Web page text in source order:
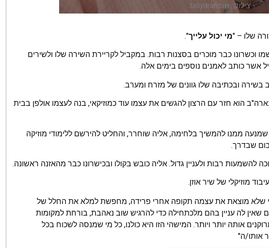
צילום: taliyarahom
מי יכול עלייך".
וכשרונו כבר מוכרים בסצנות רבות. במקביל לקריירת השירה שלו ולשירים
אשר כותב לאמנים נוספים בימים אלה.
ובכתיבה שלו גוונים של מזרח ומערב.
הוא חזר עם הרצון להגשים את עצמו עוד כמוזיקאי, בנה לעצמו אולפן בבית
שמנעה ממנו להמשיך בלחימה, אליה שוחרר, והחליט להירשם ללימודי מוזיקה
שבדרך.
להשמעות רבות ולעניין גדול. אליה כובש בקולו ובכישרונו כבר מהאזנה ראשונה.
מוזיקלי של שיר אוזן.
שלא מוצאת את עצמה תקופה אחרי פרידה, מחפשת למלא את החלל של
שאין לה עניין בהם מלכתחילה כדי להרגיש שוב נאהבת, בורחת למקומות
אותה יותר ויותר. המישהי הזו היא כולנו, כל מי שמנסה לשכוח בכל
אותו/ה"